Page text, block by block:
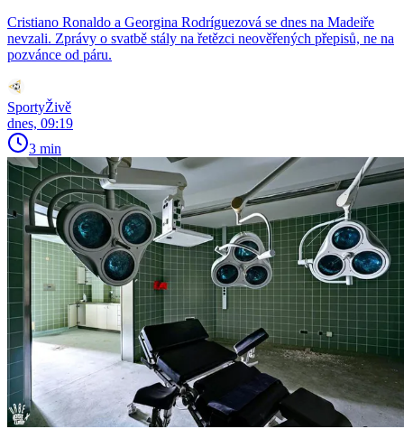
Cristiano Ronaldo a Georgina Rodríguezová se dnes na Madeiře
nevzali. Zprávy o svatbě stály na řetězci neověřených přepisů, ne na
pozvánce od páru.
SportyŽivě
dnes, 09:19
3 min